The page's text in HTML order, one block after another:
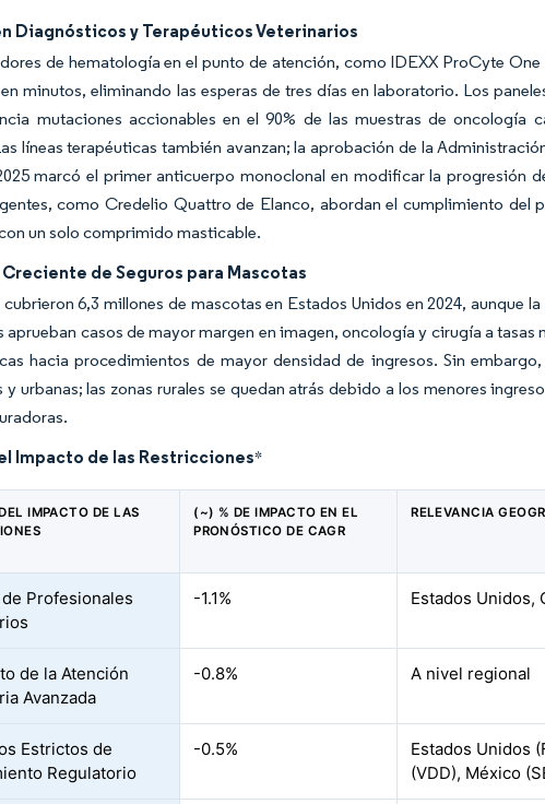
Diagnósticos y Terapéuticos Veterinarios
de hematología en el punto de atención, como IDEXX ProCyte
minutos, eliminando las esperas de tres días en laboratorio. Los
mutaciones accionables en el 90% de las muestras de oncología
líneas terapéuticas también avanzan; la aprobación de la
marcó el primer anticuerpo monoclonal en modificar la progresión
como Credelio Quattro de Elanco, abordan el cumplimiento del
un solo comprimido masticable.
de Seguros para Mascotas
cubrieron 6,3 millones de mascotas en Estados Unidos en 2024, aunque
aprueban casos de mayor margen en imagen, oncología y cirugía a
hacia procedimientos de mayor densidad de ingresos. Sin
y urbanas; las zonas rurales se quedan atrás debido a los menores
Impacto de las Restricciones*
IMPACTO DE LAS
(~) % DE IMPACTO EN EL
PRONÓSTICO DE CAGR
RELEVANCIA
de Profesionales
-1.1% Estados Unidos,
de la Atención
Avanzada
-0.8% A nivel regional
Estrictos de
Regulatorio
-0.5%
Estados Unidos
(VDD), México